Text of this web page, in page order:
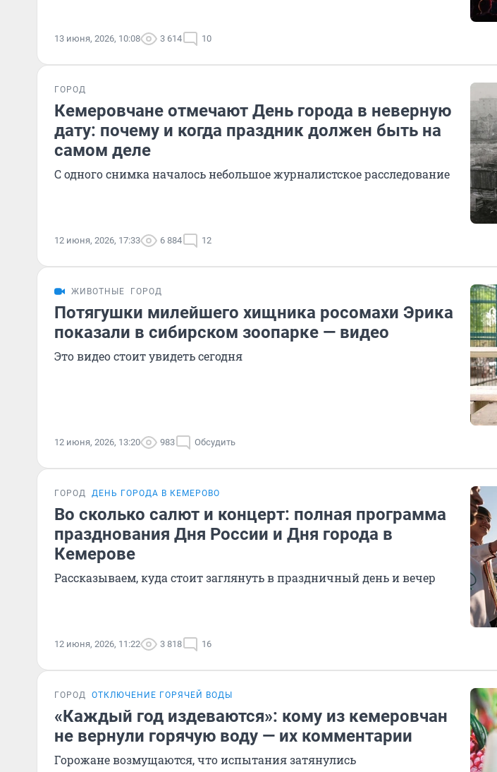
13 июня, 2026, 10:08 3 614 10
ГОРОД
Кемеровчане отмечают День города в неверную
дату: почему и когда праздник должен быть на
самом деле
С одного снимка началось небольшое журналистское расследование
12 июня, 2026, 17:33 6 884 12
ЖИВОТНЫЕ ГОРОД
Потягушки милейшего хищника росомахи Эрика
показали в сибирском зоопарке — видео
Это видео стоит увидеть сегодня
12 июня, 2026, 13:20 983 Обсудить
ГОРОД ДЕНЬ ГОРОДА В КЕМЕРОВО
Во сколько салют и концерт: полная программа
празднования Дня России и Дня города в
Кемерове
Рассказываем, куда стоит заглянуть в праздничный день и вечер
12 июня, 2026, 11:22 3 818 16
ГОРОД ОТКЛЮЧЕНИЕ ГОРЯЧЕЙ ВОДЫ
«Каждый год издеваются»: кому из кемеровчан
не вернули горячую воду — их комментарии
Горожане возмущаются, что испытания затянулись